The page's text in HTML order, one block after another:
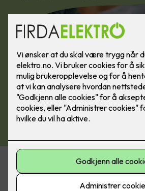
Kan være tricky å forstå
strømregningen